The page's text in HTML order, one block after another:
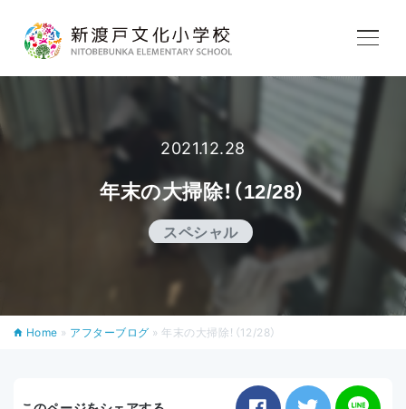
学校紹介
教育内容
学校生活
2021.12.28
年末の大掃除！（12/28）
スペシャル
Home » アフターブログ » 年末の大掃除！（12/28）